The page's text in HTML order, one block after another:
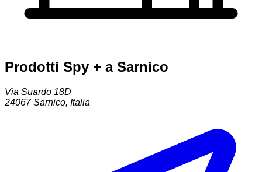
Prodotti Spy + a Sarnico
Via Suardo 18D
24067 Sarnico, Italia